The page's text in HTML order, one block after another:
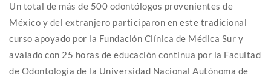
Un total de más de 500 odontólogos provenientes de
México y del extranjero participaron en este tradicional
curso apoyado por la Fundación Clínica de Médica Sur y
avalado con 25 horas de educación continua por la Facultad
de Odontología de la Universidad Nacional Autónoma de